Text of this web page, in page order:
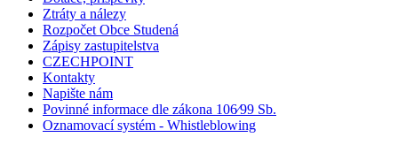
Ztráty a nálezy
Rozpočet Obce Studená
Zápisy zastupitelstva
CZECHPOINT
Kontakty
Napište nám
Povinné informace dle zákona 106⁄99 Sb.
Oznamovací systém - Whistleblowing